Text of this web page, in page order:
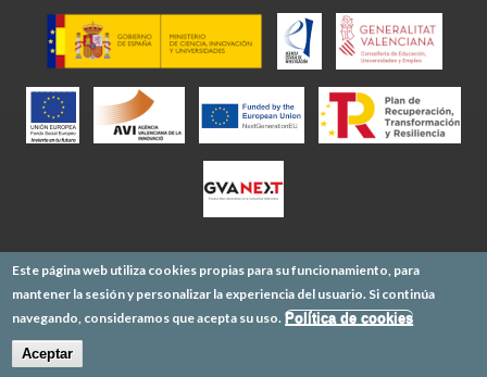
Este página web utiliza cookies propias para su funcionamiento, para
mantener la sesión y personalizar la experiencia del usuario. Si continúa
navegando, consideramos que acepta su uso. Política de cookies
Aceptar